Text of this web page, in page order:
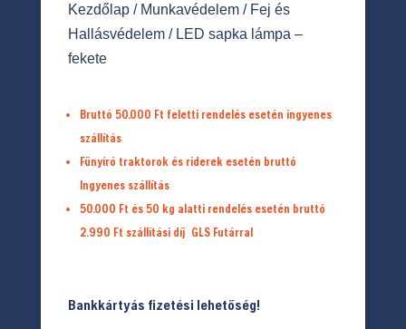
Kezdőlap/ Munkavédelem/ Fej és
Hallásvédelem/ LED sapka lámpa –
fekete
Bruttó 50.000 Ft feletti rendelés esetén ingyenes
szállítás
Fűnyíró traktorok és riderek esetén bruttó
Ingyenes szállítás
50.000 Ft és 50 kg alatti rendelés esetén bruttó
2.990 Ft szállítási díj GLS Futárral
Bankkártyás fizetési lehetőség!